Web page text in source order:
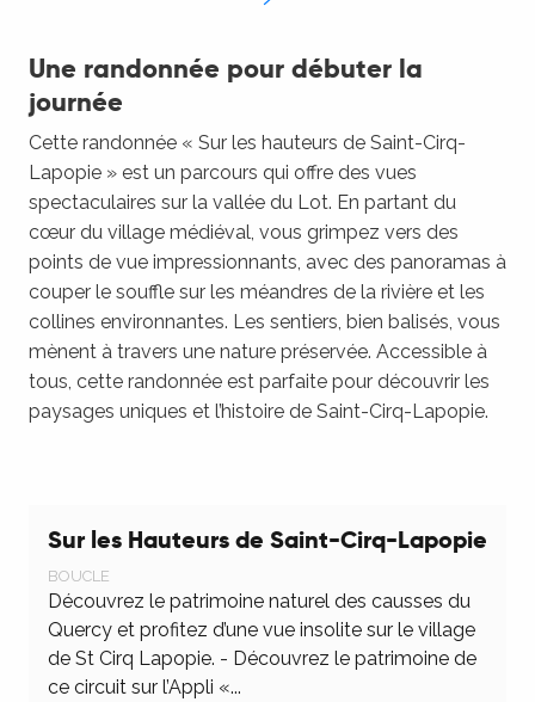
Une randonnée pour débuter la
journée
Cette randonnée « Sur les hauteurs de Saint-Cirq-
Lapopie » est un parcours qui offre des vues
spectaculaires sur la vallée du Lot. En partant du
cœur du village médiéval, vous grimpez vers des
points de vue impressionnants, avec des panoramas à
couper le souffle sur les méandres de la rivière et les
collines environnantes. Les sentiers, bien balisés, vous
mènent à travers une nature préservée. Accessible à
tous, cette randonnée est parfaite pour découvrir les
paysages uniques et l’histoire de Saint-Cirq-Lapopie.
Sur les Hauteurs de Saint-Cirq-Lapopie
BOUCLE
Découvrez le patrimoine naturel des causses du
Quercy et profitez d’une vue insolite sur le village
de St Cirq Lapopie. - Découvrez le patrimoine de
ce circuit sur l’Appli «...